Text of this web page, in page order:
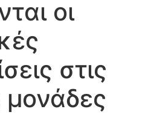
οι
στις
μονάδες